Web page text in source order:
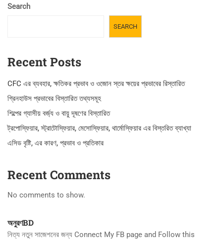
ফল
Search
SEARCH
Recent Posts
CFC এর ব্যবহার, ক্ষতিকর প্রভাব ও ওজোন স্তর ক্ষয়ের প্রভাবের রিস্তারিত
গ্রিনহাউস প্রভাবের বিস্তারিত তথ্যসমূহ
শিল্পের গ্যাসীয় বর্জ্য ও বায়ু দূষণের বিস্তারিত
ট্রপোস্ফিয়ার, স্ট্রাটোস্ফিয়ার, মেসোস্ফিয়ার, থার্মোস্ফিয়ার এর বিস্তরিত ব্যাখ্যা
এসিড বৃষ্টি, এর কারণ, প্রভাব ও প্রতিকার
Recent Comments
No comments to show.
অনুরণBD
নিত্য নতুন সাজেশনের জন্য Connect My FB page and Follow this